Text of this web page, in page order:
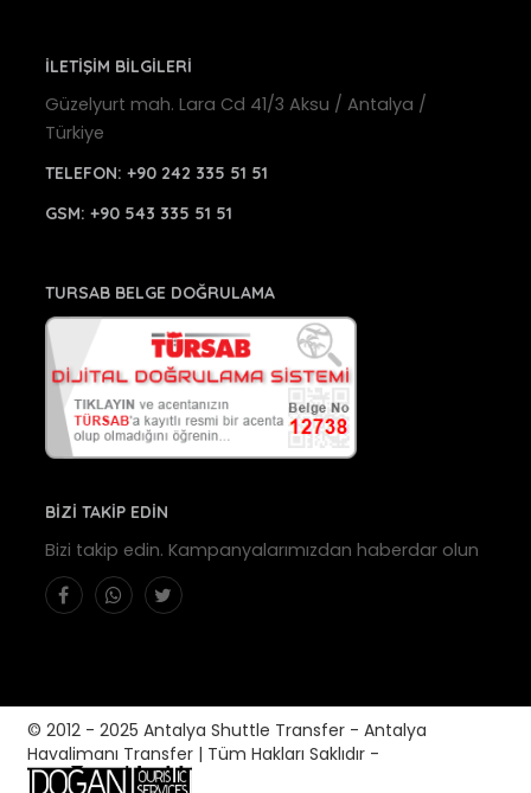
İLETİŞİM BİLGİLERİ
Güzelyurt mah. Lara Cd 41/3 Aksu / Antalya /
Türkiye
TELEFON: +90 242 335 51 51
GSM: +90 543 335 51 51
TURSAB BELGE DOĞRULAMA
BİZİ TAKİP EDİN
Bizi takip edin. Kampanyalarımızdan haberdar olun
© 2012 - 2025 Antalya Shuttle Transfer - Antalya
Havalimanı Transfer | Tüm Hakları Saklıdır -